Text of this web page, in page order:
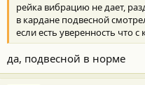
рейка вибрацию не дает,
в кардане подвесной
если есть уверенность что с
да, подвесной в норме